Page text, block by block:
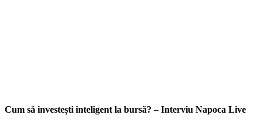
Cum să investești inteligent la bursă? – Interviu Napoca Live